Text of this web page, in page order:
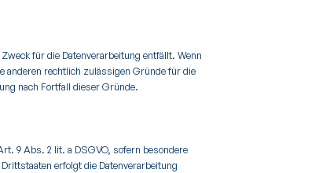
für die Datenverarbeitung entfällt. Wenn
anderen rechtlich zulässigen Gründe für die
nach Fortfall dieser Gründe.
9 Abs. 2 lit. a DSGVO, sofern besondere
erfolgt die Datenverarbeitung